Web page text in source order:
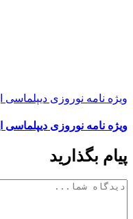
ویژه نامه نوروزی دیپلماسی
ویژه نامه نوروزی دیپلماسی
پیام بگذارید
دیدگاه